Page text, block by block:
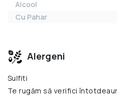
Alcool
Cu Pahar
Alergeni
Sulfiti
Te rugăm să verifici